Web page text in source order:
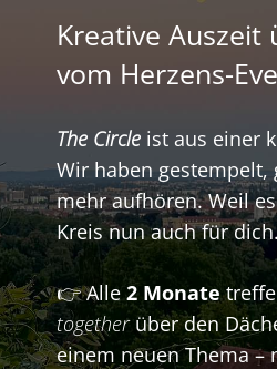
Kreative Auszeit
vom Herzens-
The Circle ist aus einer
Wir haben
mehr aufhören. Weil
Kreis nun auch für
👉 Alle 2 Monate
togetherüber den
einem neuen Thema –